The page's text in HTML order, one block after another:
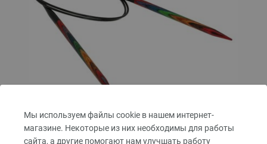
Мы используем файлы cookie в нашем интернет-
магазине. Некоторые из них необходимы для работы
сайта, а другие помогают нам улучшать работу